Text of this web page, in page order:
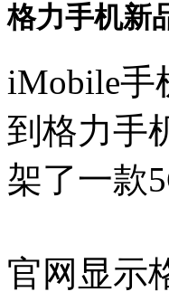
格力手机新
iMobile
到格力手
架了一款
官网显示